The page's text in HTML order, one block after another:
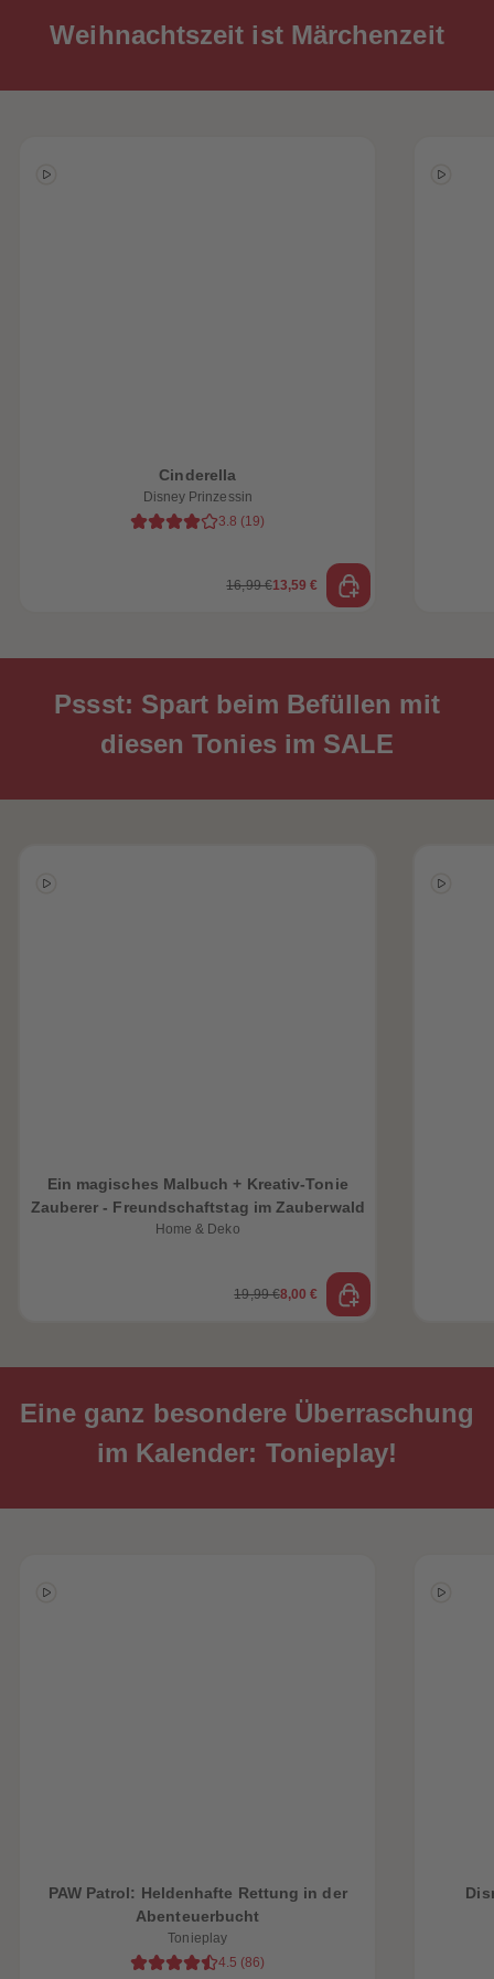
Weihnachtszeit ist Märchenzeit
Cinderella
Disney Prinzessin
3.8 (19)
16,99 €13,59 €
Pssst: Spart beim Befüllen mit
diesen Tonies im SALE
Ein magisches Malbuch + Kreativ-Tonie
Zauberer - Freundschaftstag im Zauberwald
Home & Deko
19,99 €8,00 €
Eine ganz besondere Überraschung
im Kalender: Tonieplay!
PAW Patrol: Heldenhafte Rettung in der
Abenteuerbucht
Tonieplay
4.5 (86)